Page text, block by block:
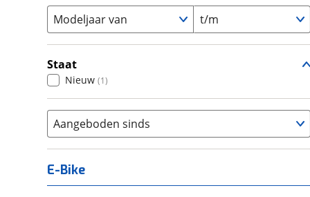
Modeljaar van t/m
Staat
Nieuw (1)
Aangeboden sinds
E-Bike